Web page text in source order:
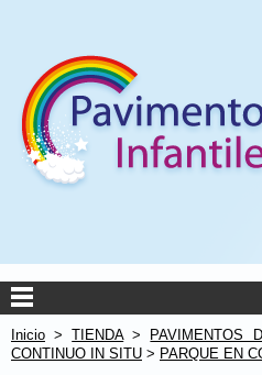
Inicio >TIENDA> PAVIMENTOS
CONTINUO IN SITU > PARQUE EN